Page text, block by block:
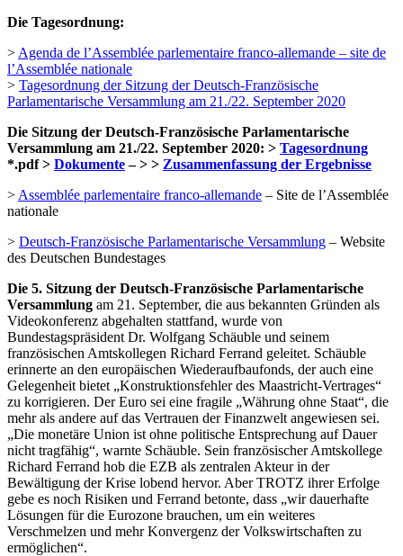
Die Tagesordnung:
> Agenda de l’Assemblée parlementaire franco-allemande – site de
l’Assemblée nationale
> Tagesordnung der Sitzung der Deutsch-Französische
Parlamentarische Versammlung am 21./22. September 2020
Die Sitzung der Deutsch-Französische Parlamentarische
Versammlung am 21./22. September 2020: > Tagesordnung
*.pdf > Dokumente– > > Zusammenfassung der Ergebnisse
> Assemblée parlementaire franco-allemande – Site de l’Assemblée
nationale
> Deutsch-Französische Parlamentarische Versammlung – Website
des Deutschen Bundestages
Die 5. Sitzung der Deutsch-Französische Parlamentarische
Versammlung am 21. September, die aus bekannten Gründen als
Videokonferenz abgehalten stattfand, wurde von
Bundestagspräsident Dr. Wolfgang Schäuble und seinem
französischen Amtskollegen Richard Ferrand geleitet. Schäuble
erinnerte an den europäischen Wiederaufbaufonds, der auch eine
Gelegenheit bietet „Konstruktionsfehler des Maastricht-Vertrages“
zu korrigieren. Der Euro sei eine fragile „Währung ohne Staat“, die
mehr als andere auf das Vertrauen der Finanzwelt angewiesen sei.
„Die monetäre Union ist ohne politische Entsprechung auf Dauer
nicht tragfähig“, warnte Schäuble. Sein französischer Amtskollege
Richard Ferrand hob die EZB als zentralen Akteur in der
Bewältigung der Krise lobend hervor. Aber TROTZ ihrer Erfolge
gebe es noch Risiken und Ferrand betonte, dass „wir dauerhafte
Lösungen für die Eurozone brauchen, um ein weiteres
Verschmelzen und mehr Konvergenz der Volkswirtschaften zu
ermöglichen“.